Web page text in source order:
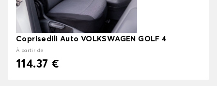
Coprisedili Auto VOLKSWAGEN GOLF 4
À partir de
114.37 €